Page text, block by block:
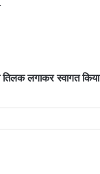
लगाकर स्वागत किया